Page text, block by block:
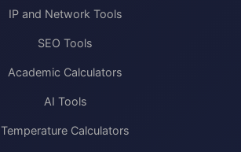
IP and Network Tools
SEO Tools
Academic Calculators
AI Tools
Temperature Calculators